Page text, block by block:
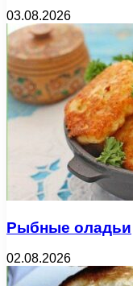
03.08.2026
Рыбные оладьи
02.08.2026